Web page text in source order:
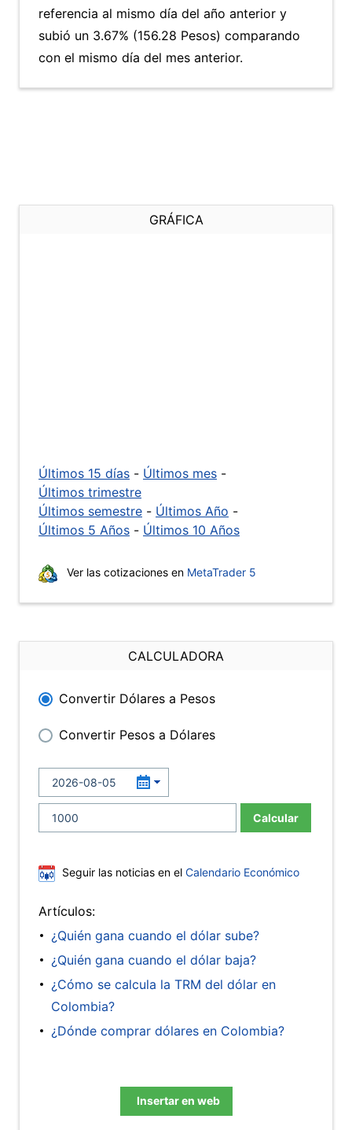
referencia al mismo día del año anterior y
subió un 3.67% (156.28 Pesos) comparando
con el mismo día del mes anterior.
GRÁFICA
Últimos 15 días - Últimos mes -
Últimos trimestre
Últimos semestre - Últimos Año -
Últimos 5 Años - Últimos 10 Años
Ver las cotizaciones en MetaTrader 5
CALCULADORA
Convertir Dólares a Pesos
Convertir Pesos a Dólares
Calcular
Seguir las noticias en el Calendario Económico
Artículos:
¿Quién gana cuando el dólar sube?
¿Quién gana cuando el dólar baja?
¿Cómo se calcula la TRM del dólar en
Colombia?
¿Dónde comprar dólares en Colombia?
Insertar en web